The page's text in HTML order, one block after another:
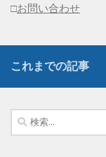
□お問い合わせ
これまでの記事
検
索: